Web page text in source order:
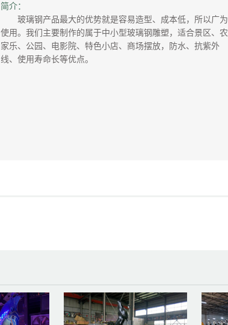
简介：
玻璃钢产品最大的优势就是容易造型、成本低，所以广为
使用。我们主要制作的属于中小型玻璃钢雕塑，适合景区、农
家乐、公园、电影院、特色小店、商场摆放，防水、抗紫外
线、使用寿命长等优点。